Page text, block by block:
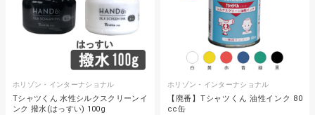
ホリゾン・インターナショナル
Tシャツくん 水性シルクスクリーンイ
ンク 撥水(はっすい) 100g
ホリゾン・インターナショナル
【廃番】Tシャツくん 油性インク 80
cc缶